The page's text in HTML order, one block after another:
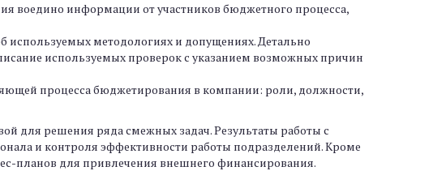
воедино информации от участников бюджетного процесса,
методологиях и допущениях. Детально
используемых проверок с указанием возможных причин
процесса бюджетирования в компании: роли, должности,
для решения ряда смежных задач. Результаты работы с
и контроля эффективности работы подразделений. Кроме
планов для привлечения внешнего финансирования.